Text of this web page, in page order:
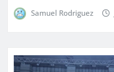
Samuel Rodriguez